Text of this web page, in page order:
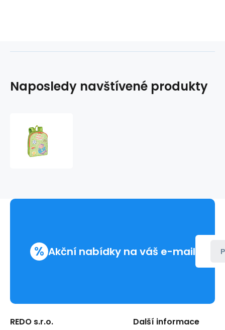
Naposledy navštívené produkty
% Akční nabídky na váš e-mail
REDO s.r.o. Další informace